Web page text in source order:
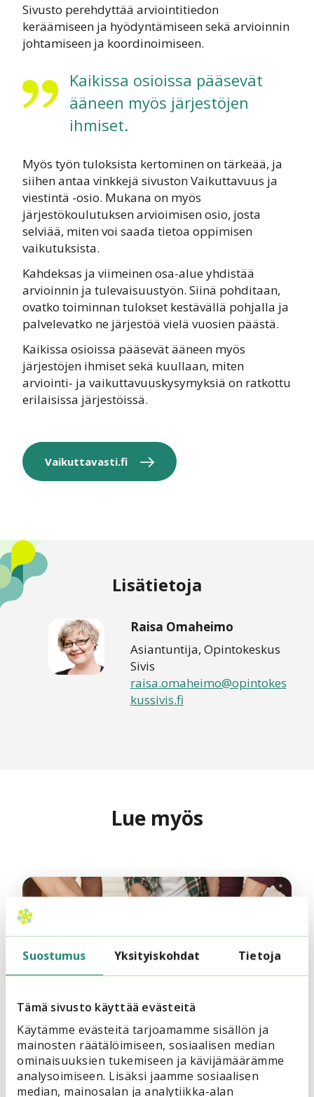
Suostumus Yksityiskohdat Tietoja
Tämä sivusto käyttää evästeitä
Käytämme evästeitä tarjoamamme sisällön ja
mainosten räätälöimiseen, sosiaalisen median
ominaisuuksien tukemiseen ja kävijämäärämme
analysoimiseen. Lisäksi jaamme sosiaalisen
median, mainosalan ja analytiikka-alan
Sivusto perehdyttää arviointitiedon
keräämiseen ja hyödyntämiseen sekä arvioinnin
johtamiseen ja koordinoimiseen.
Kaikissa osioissa pääsevät
ääneen myös järjestöjen
ihmiset.
Myös työn tuloksista kertominen on tärkeää, ja
siihen antaa vinkkejä sivuston Vaikuttavuus ja
viestintä -osio. Mukana on myös
järjestökoulutuksen arvioimisen osio, josta
selviää, miten voi saada tietoa oppimisen
vaikutuksista.
Kahdeksas ja viimeinen osa-alue yhdistää
arvioinnin ja tulevaisuustyön. Siinä pohditaan,
ovatko toiminnan tulokset kestävällä pohjalla ja
palvelevatko ne järjestöä vielä vuosien päästä.
Kaikissa osioissa pääsevät ääneen myös
järjestöjen ihmiset sekä kuullaan, miten
arviointi- ja vaikuttavuuskysymyksiä on ratkottu
erilaisissa järjestöissä.
Vaikuttavasti.fi
Lisätietoja
Raisa Omaheimo
Asiantuntija, Opintokeskus
Sivis
raisa.omaheimo@opintokes
kussivis.fi
Lue myös
Viisi vinkkiä järjestötoiminnan
arviointiin ja mittaamiseen